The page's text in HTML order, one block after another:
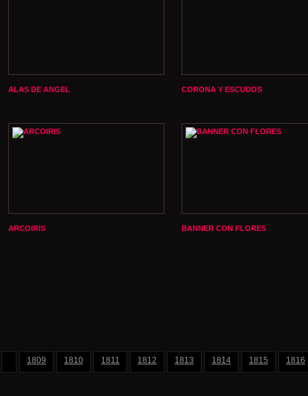
ALAS DE ANGEL CORONA Y ESCUDOS
ARCOIRIS BANNER CON FLORES
1809 1810 1811 1812 1813 1814 1815 1816